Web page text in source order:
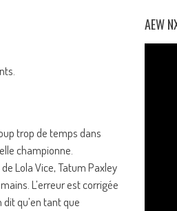
trop de temps dans
championne.
Lola Vice, Tatum Paxley
L’erreur est corrigée
qu’en tant que
AEW